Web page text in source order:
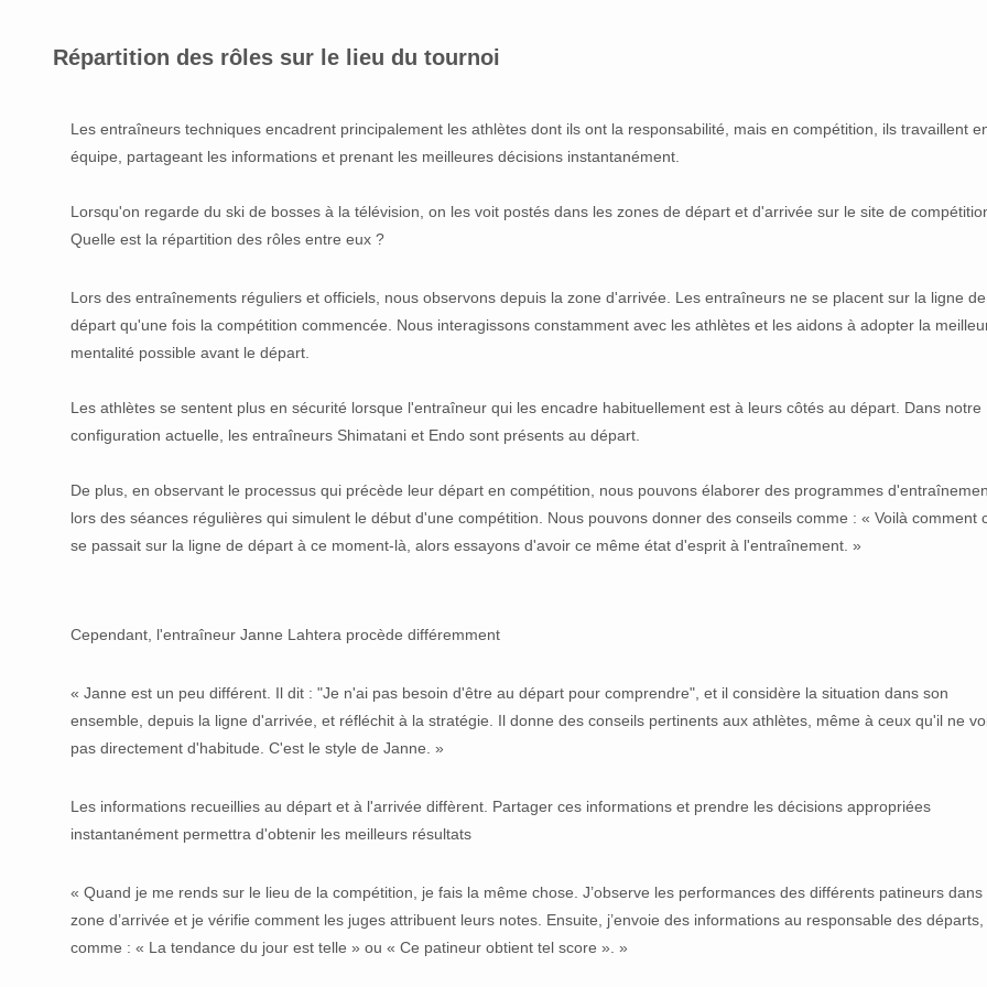
Répartition des rôles sur le lieu du tournoi
Les entraîneurs techniques encadrent principalement les athlètes dont ils ont la responsabilité, mais en compétition, ils travaillent
équipe, partageant les informations et prenant les meilleures décisions instantanément.
Lorsqu'on regarde du ski de bosses à la télévision, on les voit postés dans les zones de départ et d'arrivée sur le site de
Quelle est la répartition des rôles entre eux ?
Lors des entraînements réguliers et officiels, nous observons depuis la zone d'arrivée. Les entraîneurs ne se placent sur la ligne de
départ qu'une fois la compétition commencée. Nous interagissons constamment avec les athlètes et les aidons à adopter la
mentalité possible avant le départ.
Les athlètes se sentent plus en sécurité lorsque l'entraîneur qui les encadre habituellement est à leurs côtés au départ. Dans notre
configuration actuelle, les entraîneurs Shimatani et Endo sont présents au départ.
De plus, en observant le processus qui précède leur départ en compétition, nous pouvons élaborer des programmes
lors des séances régulières qui simulent le début d'une compétition. Nous pouvons donner des conseils comme : « Voilà comment
se passait sur la ligne de départ à ce moment-là, alors essayons d'avoir ce même état d'esprit à l'entraînement. »
Cependant, l'entraîneur Janne Lahtera procède différemment
« Janne est un peu différent. Il dit : "Je n'ai pas besoin d'être au départ pour comprendre", et il considère la situation dans son
ensemble, depuis la ligne d'arrivée, et réfléchit à la stratégie. Il donne des conseils pertinents aux athlètes, même à ceux qu'il ne
pas directement d'habitude. C'est le style de Janne. »
Les informations recueillies au départ et à l'arrivée diffèrent. Partager ces informations et prendre les décisions appropriées
instantanément permettra d'obtenir les meilleurs résultats
« Quand je me rends sur le lieu de la compétition, je fais la même chose. J’observe les performances des différents patineurs dans
zone d’arrivée et je vérifie comment les juges attribuent leurs notes. Ensuite, j’envoie des informations au responsable des départs,
comme : « La tendance du jour est telle » ou « Ce patineur obtient tel score ». »